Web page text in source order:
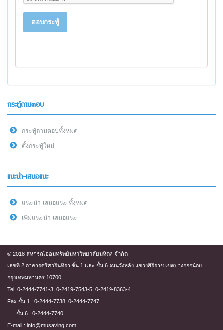
ตอบกระทู้
กระทู้ถามตอบ
กระทู้ถามตอบทั้งหมด
ตั้งกระทู้ใหม่
แนะนำ-เสนอแนะ
แนะนำ-เสนอแนะ ทั้งหมด
เพิ่มแนะนำ-เสนอแนะ
© 2018 สหกรณ์ออมทรัพย์มหาวิทยาลัยมหิดล จำกัด
เลขที่ 2 อาคารศรีสวรินทิรา ชั้น 1 และ ชั้น 6 ถนนวังหลัง แขวงศิริราช เขตบางกอกน้อย
กรุงเทพมหานคร 10700
Tel. 0-2444-7741-3, 0-2419-7543-5, 0-2419-8363-4
Fax ชั้น 1 : 0-2444-7738, 0-2444-7747
ชั้น 6 : 0-2444-7740
E-mail : info@musaving.com